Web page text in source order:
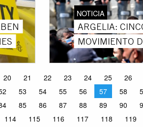
NOTICIA
ARGELIA:
MOVIMIENTO
20 21 22 23 24 25 26
53 54 55 56 57 58
85 86 87 88 89 90
114 115 116 117 118 119